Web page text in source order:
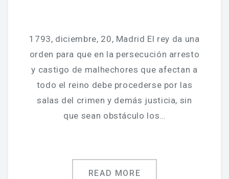
1793, diciembre, 20, Madrid El rey da una
orden para que en la persecución arresto
y castigo de malhechores que afectan a
todo el reino debe procederse por las
salas del crimen y demás justicia, sin
que sean obstáculo los…
READ MORE